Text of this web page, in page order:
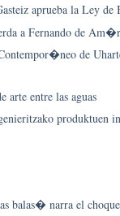
aprueba la Ley de
a Fernando de
de
arte entre las aguas
produktuen
balas� narra el